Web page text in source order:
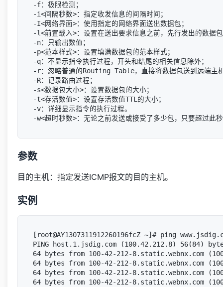
-f：极限检测；
-i<间隔秒数>：指定收发信息的间隔时间；
-I<网络界面>：使用指定的网络界面送出数据包；
-l<前置载入>：设置在送出要求信息之前，先行发出的数据
-n：只输出数值；
-p<范本样式>：设置填满数据包的范本样式；
-q：不显示指令执行过程，开头和结尾的相关信息除外；
-r：忽略普通的Routing Table，直接将数据包送到远端主
-R：记录路由过程；
-s<数据包大小>：设置数据包的大小；
-t<存活数值>：设置存活数值TTL的大小；
-v：详细显示指令的执行过程。
参数
目的主机：指定发送ICMP报文的目的主机。
实例
[root@AY1307311912260196fcZ ~]# ping
PING host.1.jsdig.com (100.42.212.8) 56(84)
64 bytes from 100-42-212-8.static.webnx.com
64 bytes from 100-42-212-8.static.webnx.com
64 bytes from 100-42-212-8.static.webnx.com
64 bytes from 100-42-212-8.static.webnx.com